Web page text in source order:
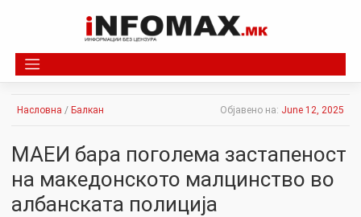
Насловна / Балкан Објавено на: June 12, 2025
МАЕИ бара поголема застапеност
на македонското малцинство во
албанската полиција